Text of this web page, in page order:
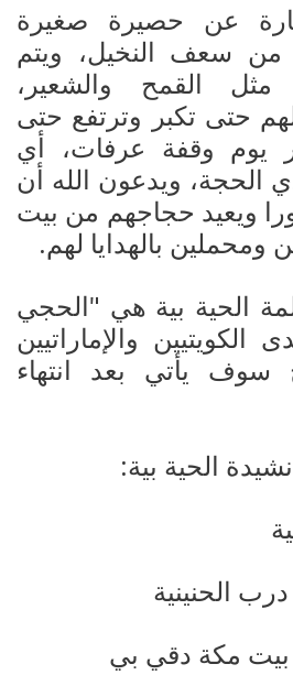
عن حصيرة صغيرة
من سعف النخيل، ويتم
مثل القمح والشعير،
حتى تكبر وترتفع حتى
يوم وقفة عرفات، أي
الحجة، ويدعون الله أن
ويعيد حجاجهم من بيت
ومحملين بالهدايا لهم.
الحية بية هي "الحجي
والإماراتيين
سوف يأتي بعد انتهاء
الحية بية:
الحنينية
بيت مكة دقي بي